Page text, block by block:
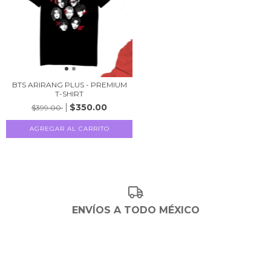
BTS ARIRANG PLUS - PREMIUM
T-SHIRT
$399.00
$350.00
AGREGAR AL CARRITO
ENVÍOS A TODO MÉXICO